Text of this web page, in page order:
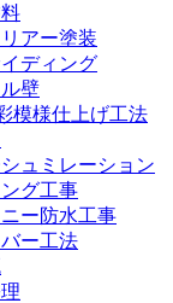
アー塗装
ディング
壁
模様仕上げ工法
ュミレーション
グ工事
ー防水工事
ー工法